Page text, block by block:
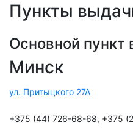
Пункты
Основной пункт
Минск
ул. Притыцкого 27А
+375 (44) 726-68-68, +375